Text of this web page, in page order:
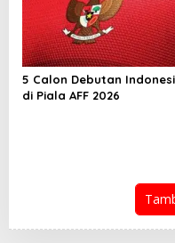
5 Calon Debutan
di Piala AFF 2026